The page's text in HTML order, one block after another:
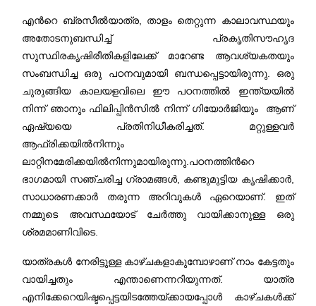
എന്‍റെ ബ്രസീല്‍യാത്ര, താളം തെറ്റുന്ന കാലാവസ്ഥയും
അതോടനുബന്ധിച്ച് പ്രകൃതിസൗഹൃദ
സുസ്ഥിരകൃഷിരീതികളിലേക്ക് മാറേണ്ട ആവശ്യകതയും
സംബന്ധിച്ച ഒരു പഠനവുമായി ബന്ധപ്പെട്ടായിരുന്നു. ഒരു
ചുരുങ്ങിയ കാലയളവിലെ ഈ പഠനത്തില്‍ ഇന്ത്യയില്‍
നിന്ന് ഞാനും ഫിലിപ്പിന്‍സില്‍ നിന്ന് ഗിയോര്‍ജിയും ആണ്
ഏഷ്യയെ പ്രതിനിധീകരിച്ചത്. മറ്റുള്ളവര്‍
ആഫ്രിക്കയില്‍നിന്നും
ലാറ്റിനമേരിക്കയില്‍നിന്നുമായിരുന്നു‍.പഠനത്തിന്‍റെ
ഭാഗമായി സഞ്ചരിച്ച ഗ്രാമങ്ങള്‍, കണ്ടുമുട്ടിയ കൃഷിക്കാര്‍,
സാധാരണക്കാര്‍ തരുന്ന അറിവുകള്‍ ഏറെയാണ്‌. ഇത്
നമ്മുടെ അവസ്ഥയോട് ചേര്‍ത്തു വായിക്കാനുള്ള ഒരു
ശ്രമമാണിവിടെ.
യാത്രകള്‍ നേരിട്ടുള്ള കാഴ്ചകളാകുമ്പോഴാണ് നാം കേട്ടതും
വായിച്ചതും എന്താണെന്നറിയുന്നത്. യാത്ര
എനിക്കേറെയിഷ്ടപ്പെട്ടയിടത്തേയ്ക്കായപ്പോള്‍ കാഴ്ചകള്‍ക്ക്